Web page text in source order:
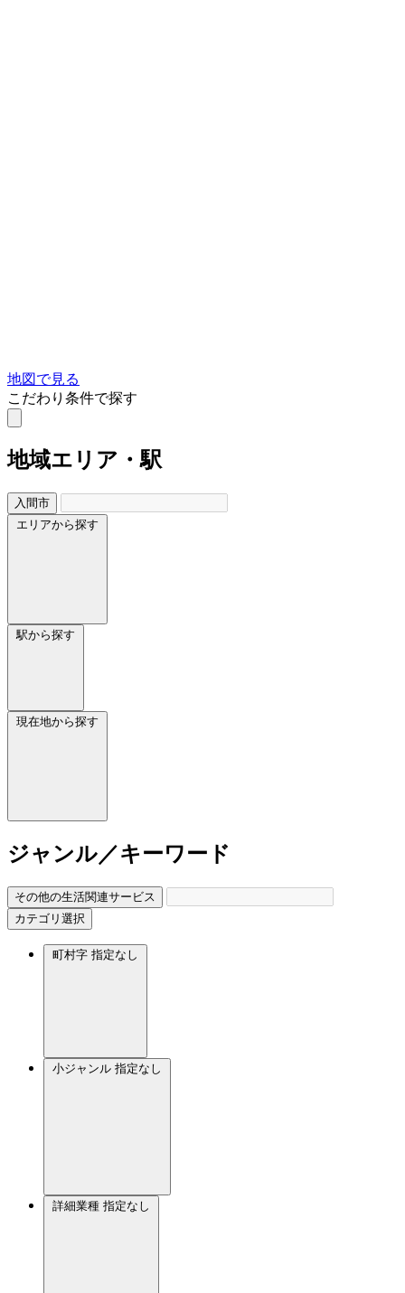
地図で見る
こだわり条件で探す
地域エリア・駅
入間市
エリアから探す
駅から探す
現在地から探す
ジャンル／キーワード
その他の生活関連サービス
カテゴリ選択
町村字 指定なし
小ジャンル 指定なし
詳細業種 指定なし